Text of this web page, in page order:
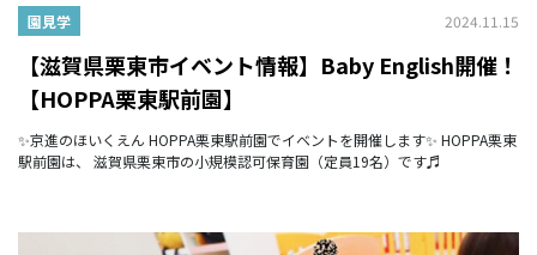
園見学 2024.11.15
【滋賀県栗東市イベント情報】Baby English開催！
【HOPPA栗東駅前園】
✨京進のほいくえん HOPPA栗東駅前園でイベントを開催します✨ HOPPA栗東
駅前園は、 滋賀県栗東市の小規模認可保育園（定員19名）です♬